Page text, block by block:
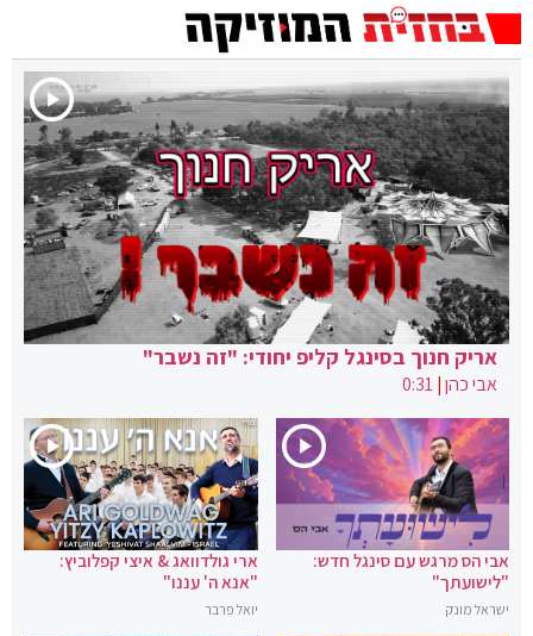
אריק חנוך בסינגל קליפ יחודי: "זה נשבר"
אבי כהן|
0:31
אבי הס מרגש עם סינגל חדש:
"לישועתך"
ישראל מונק
ארי גולדוואג & איצי קפלוביץ:
"אנא ה' עננו"
יואל פרבר